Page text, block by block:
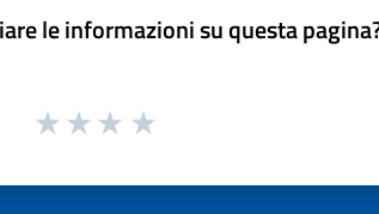
le informazioni su questa